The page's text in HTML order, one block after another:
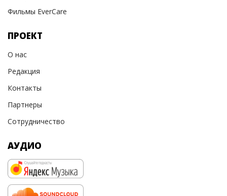
Фильмы EverCare
ПРОЕКТ
О нас
Редакция
Контакты
Партнеры
Сотрудничество
АУДИО